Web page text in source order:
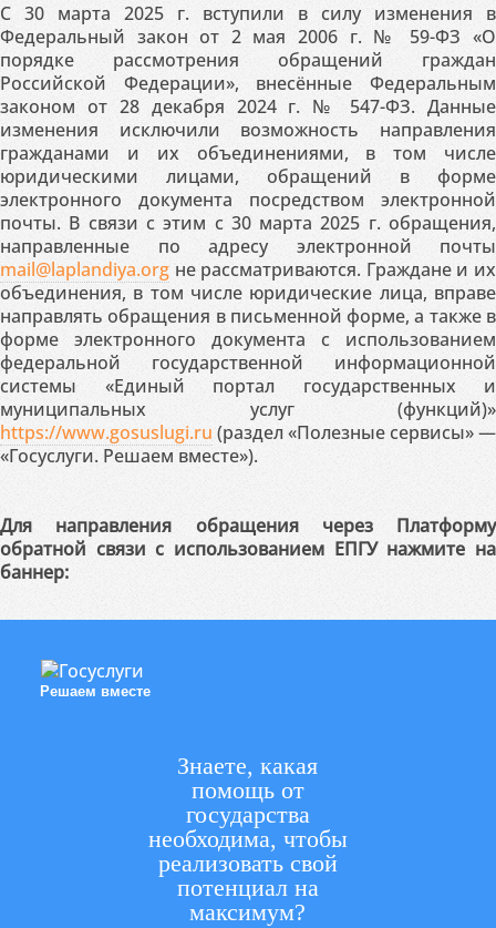
С 30 марта 2025 г. вступили в силу изменения в
Федеральный закон от 2 мая 2006 г. № 59-ФЗ «О
порядке рассмотрения обращений граждан
Российской Федерации», внесённые Федеральным
законом от 28 декабря 2024 г. № 547-ФЗ. Данные
изменения исключили возможность направления
гражданами и их объединениями, в том числе
юридическими лицами, обращений в форме
электронного документа посредством электронной
почты. В связи с этим с 30 марта 2025 г. обращения,
направленные по адресу электронной почты
mail@laplandiya.org не рассматриваются. Граждане и их
объединения, в том числе юридические лица, вправе
направлять обращения в письменной форме, а также в
форме электронного документа с использованием
федеральной государственной информационной
системы «Единый портал государственных и
муниципальных услуг (функций)»
https://www.gosuslugi.ru (раздел «Полезные сервисы» —
«Госуслуги. Решаем вместе»).
Для направления обращения через Платформу
обратной связи с использованием ЕПГУ нажмите на
баннер:
Решаем вместе
Знаете, какая
помощь от
государства
необходима, чтобы
реализовать свой
потенциал на
максимум?